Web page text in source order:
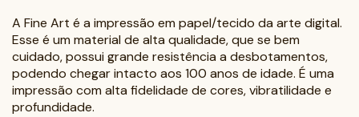
A Fine Art é a impressão em papel/tecido da arte digital.
Esse é um material de alta qualidade, que se bem
cuidado, possui grande resistência a desbotamentos,
podendo chegar intacto aos 100 anos de idade. É uma
impressão com alta fidelidade de cores, vibratilidade e
profundidade.